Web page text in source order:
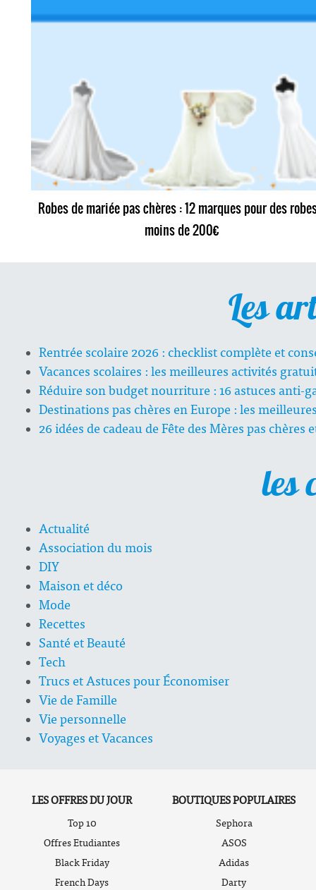
Robes de mariée pas chères : 12 marques pour des
moins de 200€
Les
Rentrée scolaire 2026 : checklist complète et
Vacances scolaires : les meilleures activités
Réduire son budget nourriture : 16 astuces anti-
Destinations pas chères en Europe : les
26 idées de cadeau de Fête des Mères pas chères
les
Actualité
Association du mois
DIY
Maison et déco
Mode
Recettes
Santé et Beauté
Tech
Trucs et Astuces pour Économiser
Vie de Famille
Vie personnelle
Voyages et Vacances
LES OFFRES DU JOUR
Top 10
Offres Etudiantes
Black Friday
French Days
BOUTIQUES POPULAIRES
Sephora
ASOS
Adidas
Darty